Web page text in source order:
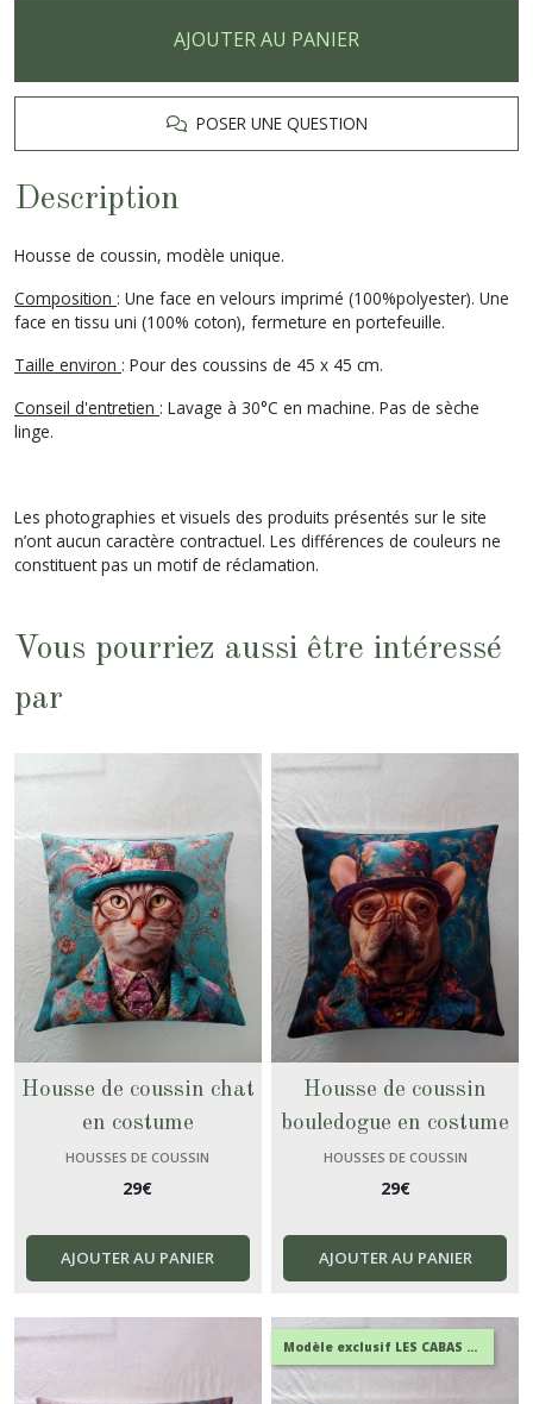
AJOUTER AU PANIER
POSER UNE QUESTION
Description
Housse de coussin, modèle unique.
Composition : Une face en velours imprimé (100%polyester). Une
face en tissu uni (100% coton), fermeture en portefeuille.
Taille environ : Pour des coussins de 45 x 45 cm.
Conseil d'entretien : Lavage à 30°C en machine. Pas de sèche
linge.
Les photographies et visuels des produits présentés sur le site
n’ont aucun caractère contractuel. Les différences de couleurs ne
constituent pas un motif de réclamation.
Vous pourriez aussi être intéressé
par
Housse de coussin chat
en costume
HOUSSES DE COUSSIN
29€
AJOUTER AU PANIER
Housse de coussin
bouledogue en costume
HOUSSES DE COUSSIN
29€
AJOUTER AU PANIER
Modèle exclusif LES CABAS EN FOLIE